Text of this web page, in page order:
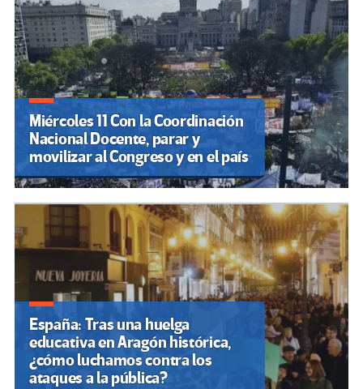
Miércoles 11 Con la Coordinación
Nacional Docente, parar y
movilizar al Congreso y en el país
España: Tras una huelga
educativa en Aragón histórica,
¿cómo luchamos contra los
ataques a la pública?